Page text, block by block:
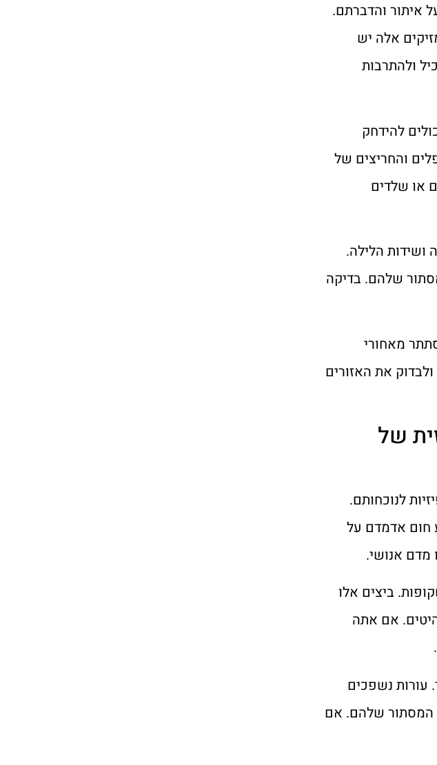
איתור והדברתם.
אלה יש
ולהתרבות
להידחק
והחריצים של
או שלדים
הלילה.
שלהם. בדיקה
מאחורי
את האזורים
של
לנוכחותם.
חום אדמדם על
מדם אנושי.
ביצים אלו
אם אתה
עורות נשפכים
המסתור שלהם. אם